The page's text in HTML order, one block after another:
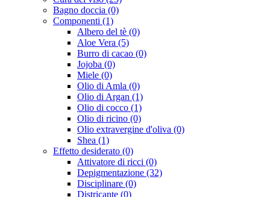
Bagno doccia (0)
Componenti (1)
Albero del tè (0)
Aloe Vera (5)
Burro di cacao (0)
Jojoba (0)
Miele (0)
Olio di Amla (0)
Olio di Argan (1)
Olio di cocco (1)
Olio di ricino (0)
Olio extravergine d'oliva (0)
Shea (1)
Effetto desiderato (0)
Attivatore di ricci (0)
Depigmentazione (32)
Disciplinare (0)
Districante (0)